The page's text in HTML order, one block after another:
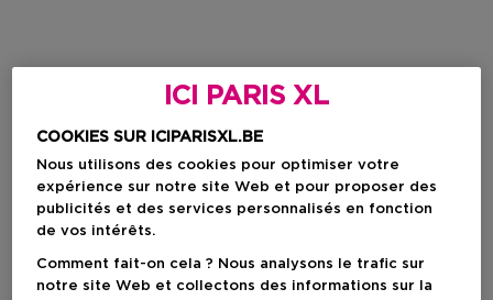
ICI PARIS XL
COOKIES SUR ICIPARISXL.BE
Nous utilisons des cookies pour optimiser votre
expérience sur notre site Web et pour proposer des
publicités et des services personnalisés en fonction
de vos intérêts.
Comment fait-on cela ? Nous analysons le trafic sur
notre site Web et collectons des informations sur la